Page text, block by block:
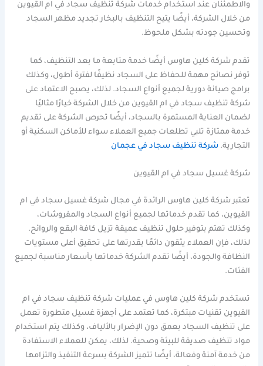
والاطمئنان عند استخدام خدمات شركة تنظيف سجاد في ام القيوين
من خلال الشركة، أيضًا يتيح التنظيف بالبخار تجديد مظهر السجاد
وتحسين جودته بشكل ملحوظ.
تقدم شركة كلين هاوس أيضًا خدمة متابعة ما بعد التنظيف، كما
توفر نصائح مهمة للحفاظ على السجاد نظيفًا لفترة أطول، وكذلك
برامج صيانة دورية لجميع أنواع السجاد. لذلك، يصبح الاعتماد على
شركة تنظيف سجاد في ام القيوين من خلال الشركة خيارًا مثاليًا
لضمان العناية المستمرة بالسجاد، أيضًا تحرص الشركة على تقديم
خدمة ممتازة تلبي تطلعات جميع العملاء سواء للأماكن السكنية أو
التجارية.شركة تنظيف سجاد في عجمان
شركة غسيل سجاد في ام القيوين
تعتبر شركة كلين هاوس الرائدة في مجال شركة غسيل سجاد في ام
القيوين، كما تقدم خدماتها لجميع أنواع السجاد والمفروشات،
وكذلك تهتم بتوفير حلول تنظيف عميقة تزيل كافة البقع والروائح.
لذلك، فإن العملاء يثقون دائمًا بقدرتها على تحقيق أعلى مستويات
النظافة والجودة، أيضًا تقدم الشركة خدماتها بأسعار مناسبة لجميع
الفئات.
تستخدم شركة كلين هاوس في عمليات شركة تنظيف سجاد في ام
القيوين تقنيات مبتكرة، كما تعتمد على أجهزة غسيل متطورة تعمل
على تنظيف السجاد بعمق دون الإضرار بالألياف، وكذلك يتم استخدام
مواد تنظيف صديقة للبيئة وصحية. لذلك، يمكن للعملاء الاستفادة
من خدمة آمنة وفعالة، أيضًا تتميز الشركة بسرعة التنفيذ والتزامها